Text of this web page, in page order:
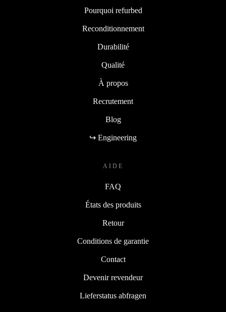
Pourquoi refurbed
Reconditionnement
Durabilité
Qualité
À propos
Recrutement
Blog
↪ Engineering
AIDE
FAQ
États des produits
Retour
Conditions de garantie
Contact
Devenir revendeur
Lieferstatus abfragen